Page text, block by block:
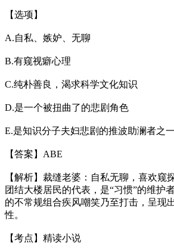
【选项】
A.自私、嫉妒、无聊
B.有窥视癖心理
C.纯朴善良，渴求科学文化知识
D.是一个被扭曲了的悲剧角色
E.是知识分子夫妇悲剧的推波助澜者之一
【答案】ABE
【解析】裁缝老婆：自私无聊，喜欢窥
团结大楼居民的代表，是“习惯”的维护
的不常规组合疾风嘲笑乃至打击，呈现
性。
【考点】精读小说